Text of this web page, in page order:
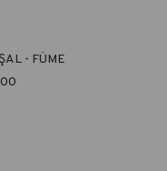
- FÜME